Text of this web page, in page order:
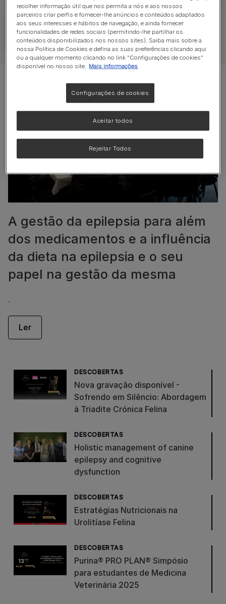
enriqueça seu conhecimento, mantendo-se
atualizado com os últimos desenvolvimentos
que moldam o panorama veterinário.
A gestão da epilepsia para além
dos medicamentos e a influência
da dieta na epilepsia e o seu
papel na gestão da mesma
.
Ler
DESCOBERTAS
Nova gravação disponível -
Sofrendo em Silêncio: Abordagem
à Triadite Crónica Felina
DESCOBERTAS
Holistic management of canine
epilepsy and cognitive
dysfunction
DESCOBERTAS
Estratégias Nutricionais na
Urolitíase Felina
DESCOBERTAS
Purina® PRO PLAN® Simpósio
para estudantes de Medicina
Veterinária 2025
recolher informação útil que nos permita a nós e aos nossos
parceiros criar perfis e fornecer-lhe anúncios e conteúdos adaptados
aos seus interesses e hábitos de navegação, e ainda fornecer
funcionalidades de redes sociais (permitindo-lhe partilhar os
conteúdos disponibilizados nos nossos sites). Saiba mais sobre a
nossa Política de Cookies e defina as suas preferências clicando aqui
ou a qualquer momento clicando no link "Configurações de cookies"
disponível no nosso site.
Mais informações
Configurações de cookies
Rejeitar Todos
Aceitar todos